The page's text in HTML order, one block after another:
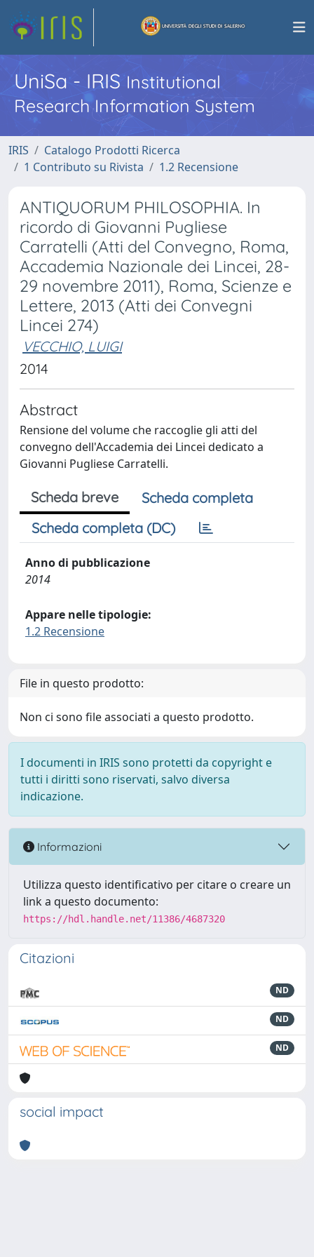
UniSa - IRISInstitutional
Research Information System
IRIS
Catalogo Prodotti Ricerca
1 Contributo su Rivista
1.2 Recensione
ANTIQUORUM PHILOSOPHIA. In
ricordo di Giovanni Pugliese
Carratelli (Atti del Convegno, Roma,
Accademia Nazionale dei Lincei, 28-
29 novembre 2011), Roma, Scienze e
Lettere, 2013 (Atti dei Convegni
Lincei 274)
VECCHIO, LUIGI
2014
Abstract
Rensione del volume che raccoglie gli atti del
convegno dell'Accademia dei Lincei dedicato a
Giovanni Pugliese Carratelli.
Scheda breve
Scheda completa
Scheda completa (DC)
Anno di pubblicazione
2014
Appare nelle tipologie:
1.2 Recensione
File in questo prodotto:
Non ci sono file associati a questo prodotto.
I documenti in IRIS sono protetti da copyright e
tutti i diritti sono riservati, salvo diversa
indicazione.
Informazioni
Utilizza questo identificativo per citare o creare un
link a questo documento:
https://hdl.handle.net/11386/4687320
Citazioni
ND
ND
ND
social impact